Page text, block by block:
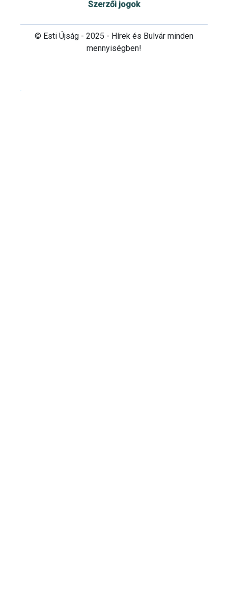
Szerzői jogok
© Esti Újság - 2025 - Hírek és Bulvár minden
mennyiségben!